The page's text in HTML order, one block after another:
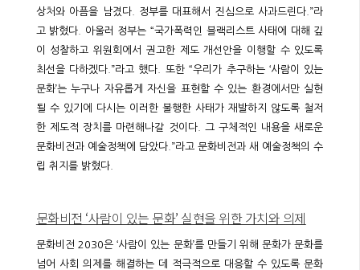
상처와 아픔을 남겼다. 정부를 대표해서 진심으로 사과드린다.”라
고 밝혔다. 아울러 정부는 “국가폭력인 블랙리스트 사태에 대해 깊
이 성찰하고 위원회에서 권고한 제도 개선안을 이행할 수 있도록
최선을 다하겠다.”라고 했다. 또한 “우리가 추구하는 ‘사람이 있는
문화’는 누구나 자유롭게 자신을 표현할 수 있는 환경에서만 실현
될 수 있기에 다시는 이러한 불행한 사태가 재발하지 않도록 철저
한 제도적 장치를 마련해나갈 것이다. 그 구체적인 내용을 새로운
문화비전과 예술정책에 담았다.”라고 문화비전과 새 예술정책의 수
립 취지를 밝혔다.
문화비전 ‘사람이 있는 문화’ 실현을 위한 가치와 의제
문화비전 2030은 ‘사람이 있는 문화’를 만들기 위해 문화가 문화를
넘어 사회 의제를 해결하는 데 적극적으로 대응할 수 있도록 문화